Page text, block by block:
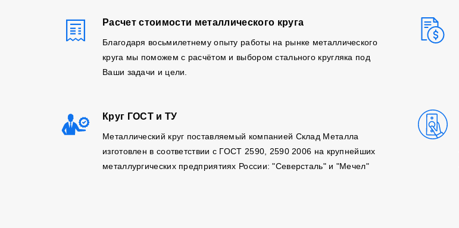
Расчет стоимости металлического круга
Благодаря восьмилетнему опыту работы на рынке металлического
круга мы поможем с расчётом и выбором стального кругляка под
Ваши задачи и цели.
Круг ГОСТ и ТУ
Металлический круг поставляемый компанией Склад Металла
изготовлен в соответствии с ГОСТ 2590, 2590 2006 на крупнейших
металлургических предприятиях России: "Северсталь" и "Мечел"